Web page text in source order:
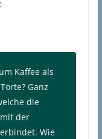
Kaffee als
Ganz
die
der
Wie